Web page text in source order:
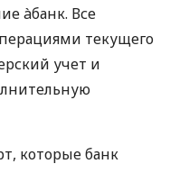
àбанк. Все
текущего
учет и
которые банк